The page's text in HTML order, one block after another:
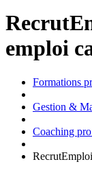
emploi
Formations
Gestion &
Coaching